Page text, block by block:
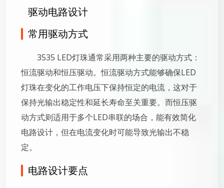
驱动电路设计
常用驱动方式
3535 LED灯珠通常采用两种主要的驱动方式：
恒流驱动和恒压驱动。恒流驱动方式能够确保LED
灯珠在变化的工作电压下保持恒定的电流，这对于
保持光输出稳定性和延长寿命至关重要。而恒压驱
动方式则适用于多个LED串联的场合，能有效简化
电路设计，但在电流变化时可能导致光输出不稳
定。
电路设计要点